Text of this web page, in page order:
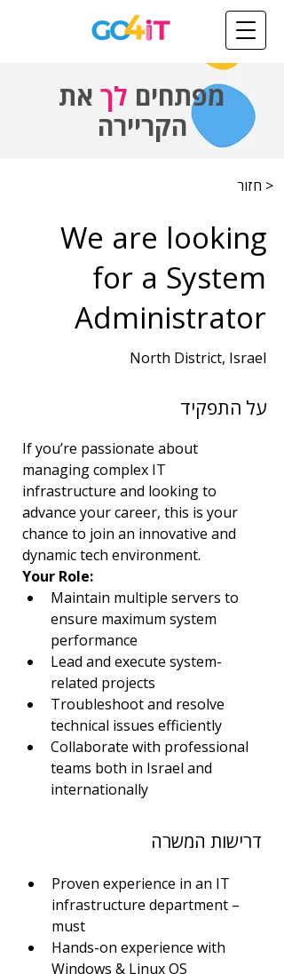
מפתחים לך את
הקריירה
< חזור
We are looking
for a System
Administrator
North District, Israel
1
על התפקיד
If you’re passionate about
managing complex IT
infrastructure and looking to
advance your career, this is your
chance to join an innovative and
dynamic tech environment.
Your Role:
Maintain multiple servers to
ensure maximum system
performance
Lead and execute system-
related projects
Troubleshoot and resolve
technical issues efficiently
Collaborate with professional
teams both in Israel and
internationally
דרישות המשרה
Proven experience in an IT
infrastructure department –
must
Hands-on experience with
Windows & Linux OS